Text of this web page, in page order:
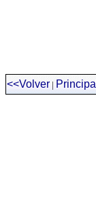
<<Volver | Principal